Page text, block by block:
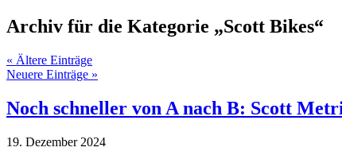
Archiv für die Kategorie „Scott Bikes“
« Ältere Einträge
Neuere Einträge »
Noch schneller von A nach B: Scott
19. Dezember 2024